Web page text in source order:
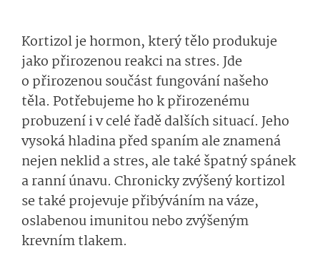
Kortizol je hormon, který tělo produkuje
jako přirozenou reakci na stres. Jde
o přirozenou součást fungování našeho
těla. Potřebujeme ho k přirozenému
probuzení i v celé řadě dalších situací. Jeho
vysoká hladina před spaním ale znamená
nejen neklid a stres, ale také špatný spánek
a ranní únavu. Chronicky zvýšený kortizol
se také projevuje přibýváním na váze,
oslabenou imunitou nebo zvýšeným
krevním tlakem.